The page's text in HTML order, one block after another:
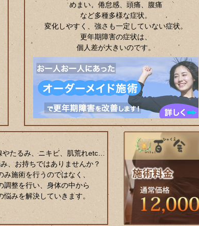
めまい、倦怠感、頭痛、腹痛
など多種多様な症状。
変化しやすく、強さも一定していない症状。
更年期障害の症状は、
個人差が大きいのです。
やたるみ、ニキビ、肌荒れetc…
、お持ちではありませんか？
み施術を行うのではなく、
調整を行い、身体の中から
悩みを解決していきます。